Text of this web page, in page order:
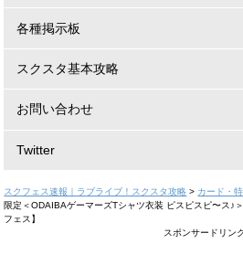
各種掲示板
スクスタ基本攻略
お問い合わせ
Twitter
スクフェス速報｜ラブライブ！スクスタ攻略 > カード・
限定＜ODAIBAゲーマーズTシャツ衣装 ピスピスピ〜ス♪
フェス】
スポンサードリン